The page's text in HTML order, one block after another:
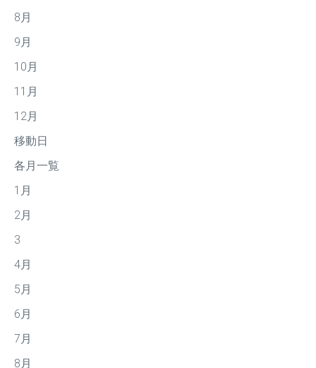
8月
9月
10月
11月
12月
移動日
各月一覧
1月
2月
3
4月
5月
6月
7月
8月